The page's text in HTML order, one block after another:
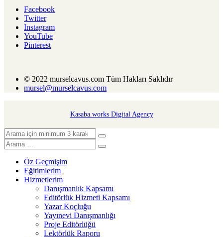
Facebook
Twitter
Instagram
YouTube
Pinterest
© 2022 murselcavus.com Tüm Hakları Saklıdır
mursel@murselcavus.com
Kasaba.works Digital Agency
Öz Geçmişim
Eğitimlerim
Hizmetlerim
Danışmanlık Kapsamı
Editörlük Hizmeti Kapsamı
Yazar Koçluğu
Yayınevi Danışmanlığı
Proje Editörlüğü
Lektörlük Raporu